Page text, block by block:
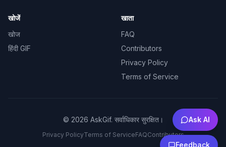
Ask AI
खोजें
खोज
हिंदी GIF
खाता
FAQ
Contributors
Privacy Policy
Terms of Service
© 2026 AskGif. सर्वाधिकार सुरक्षित।
Privacy PolicyTerms of ServiceFAQContributors
Feedback